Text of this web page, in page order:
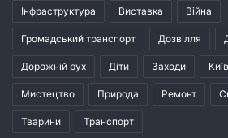
Інфраструктура Виставка Війна
Громадський транспорт Дозвілля
Дорожній рух Діти Заходи Київ
Мистецтво Природа Ремонт
Тварини Транспорт